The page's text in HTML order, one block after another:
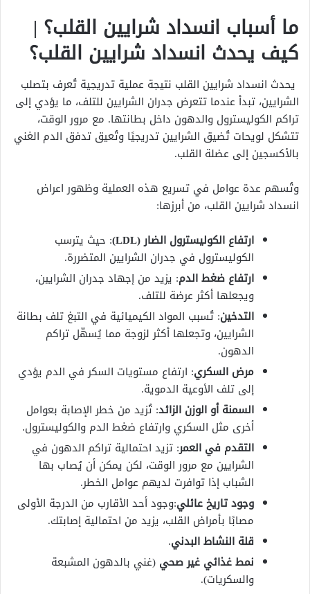
ما أسباب انسداد شرايين القلب؟ |
كيف يحدث انسداد شرايين القلب؟
يحدث انسداد شرايين القلب نتيجة عملية تدريجية تُعرف بتصلب
الشرايين، تبدأ عندما تتعرض جدران الشرايين للتلف، ما يؤدي إلى
تراكم الكوليسترول والدهون داخل بطانتها. مع مرور الوقت،
تتشكل لويحات تُضيق الشرايين تدريجيًا وتُعيق تدفق الدم الغني
بالأكسجين إلى عضلة القلب.
وتُسهم عدة عوامل في تسريع هذه العملية وظهور اعراض
انسداد شرايين القلب، من أبرزها:
ارتفاع الكوليسترول الضار (LDL)
: حيث يترسب
الكوليسترول في جدران الشرايين المتضررة.
ارتفاع ضغط الدم: يزيد من إجهاد جدران الشرايين،
ويجعلها أكثر عرضة للتلف.
التدخين: تُسبب المواد الكيميائية في التبغ تلف بطانة
الشرايين، وتجعلها أكثر لزوجة مما يُسهّل تراكم
الدهون.
مرض السكري: ارتفاع مستويات السكر في الدم يؤدي
إلى تلف الأوعية الدموية.
السمنة أو الوزن الزائد: تُزيد من خطر الإصابة بعوامل
أخرى مثل السكري وارتفاع ضغط الدم والكوليسترول.
التقدم في العمر: تزيد احتمالية تراكم الدهون في
الشرايين مع مرور الوقت، لكن يمكن أن يُصاب بها
الشباب إذا توافرت لديهم عوامل الخطر.
وجود تاريخ عائلي:وجود أحد الأقارب من الدرجة الأولى
مصابًا بأمراض القلب، يزيد من احتمالية إصابتك.
قلة النشاط البدني.
نمط غذائي غير صحي (غني بالدهون المشبعة
والسكريات).